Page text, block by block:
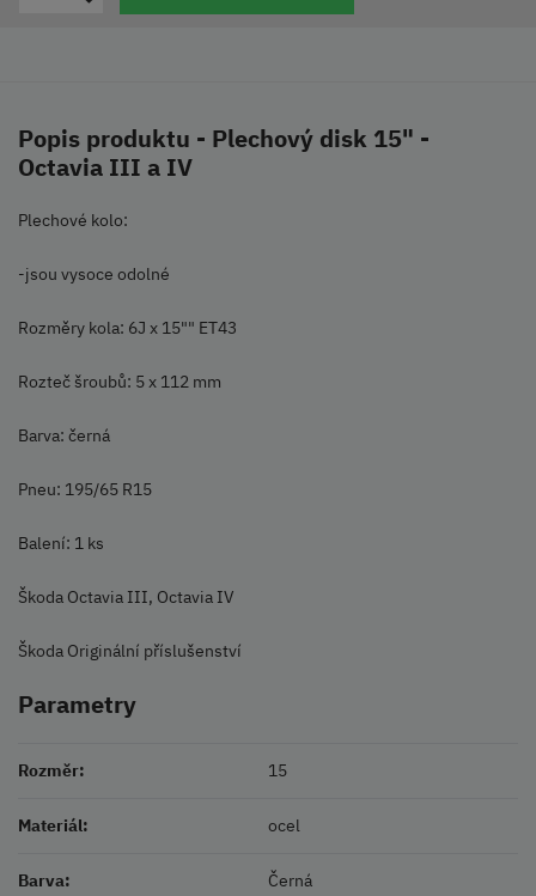
Popis produktu - Plechový disk 15" -
Octavia III a IV
Plechové kolo:
-jsou vysoce odolné
Rozměry kola: 6J x 15"" ET43
Rozteč šroubů: 5 x 112 mm
Barva: černá
Pneu: 195/65 R15
Balení: 1 ks
Škoda Octavia III, Octavia IV
Škoda Originální příslušenství
Parametry
Rozměr: 15
Materiál: ocel
Barva: Černá